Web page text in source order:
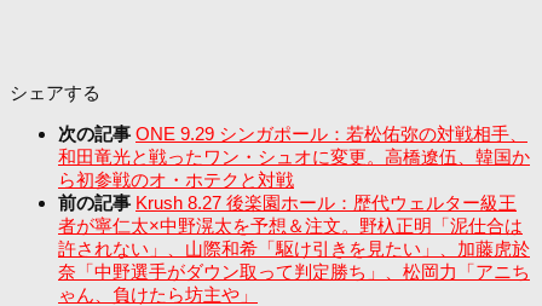
シェアする
次の記事 ONE 9.29 シンガポール：若松佑弥の対戦相手、
和田竜光と戦ったワン・シュオに変更。高橋遼伍、韓国か
ら初参戦のオ・ホテクと対戦
前の記事 Krush 8.27 後楽園ホール：歴代ウェルター級王
者が寧仁太×中野滉太を予想＆注文。野杁正明「泥仕合は
許されない」、山際和希「駆け引きを見たい」、加藤虎於
奈「中野選手がダウン取って判定勝ち」、松岡力「アニち
ゃん、負けたら坊主や」